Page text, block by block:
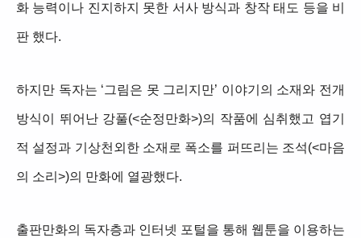
화 능력이나 진지하지 못한 서사 방식과 창작 태도 등을 비
판 했다.
하지만 독자는 ‘그림은 못 그리지만’ 이야기의 소재와 전개
방식이 뛰어난 강풀(<순정만화>)의 작품에 심취했고 엽기
적 설정과 기상천외한 소재로 폭소를 퍼뜨리는 조석(<마음
의 소리>)의 만화에 열광했다.
출판만화의 독자층과 인터넷 포털을 통해 웹툰을 이용하는